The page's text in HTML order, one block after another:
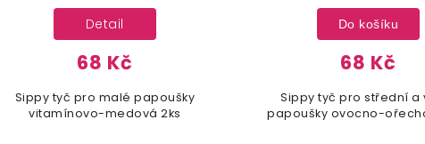
68 Kč
Detail
Sippy tyč pro malé papoušky
vitamínovo-medová 2ks
68 Kč
Do košíku
Sippy tyč pro střední a
papoušky ovocno-